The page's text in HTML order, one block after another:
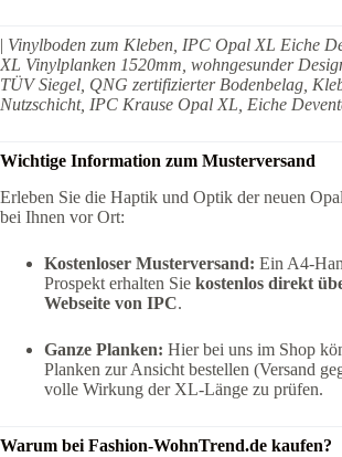
| Vinylboden zum Kleben, IPC Opal XL Eiche
XL Vinylplanken 1520mm, wohngesunder
TÜV Siegel, QNG zertifizierter Bodenbelag,
Nutzschicht, IPC Krause Opal XL, Eiche
Wichtige Information zum Musterversand
Erleben Sie die Haptik und Optik der neuen
bei Ihnen vor Ort:
Kostenloser Musterversand: Ein A4-
Prospekt erhalten Sie kostenlos direkt
Webseite von IPC.
Ganze Planken: Hier bei uns im Shop
Planken zur Ansicht bestellen (Versand
volle Wirkung der XL-Länge zu prüfen.
Warum bei Fashion-WohnTrend.de kaufen?